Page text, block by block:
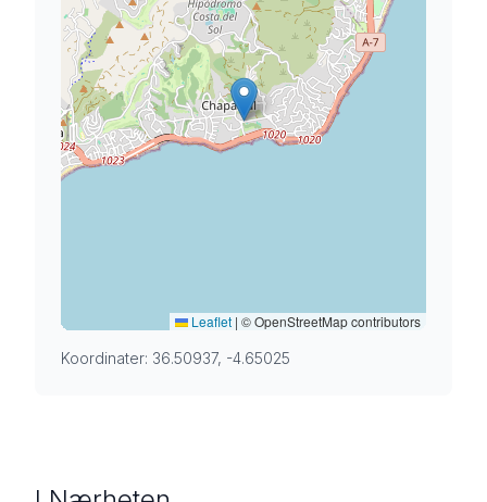
Leaflet | © OpenStreetMap contributors
Koordinater: 36.50937, -4.65025